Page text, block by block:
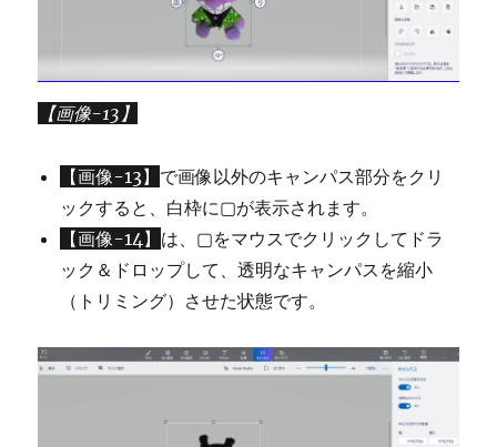
【画像-13】
【画像-13】 で画像以外のキャンパス部分をクリ
ックすると、白枠に▢が表示されます。
【画像-14】 は、▢をマウスでクリックしてドラ
ック＆ドロップして、透明なキャンパスを縮小
（トリミング）させた状態です。